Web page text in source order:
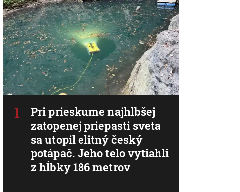
Pri prieskume najhlbšej
zatopenej priepasti sveta
sa utopil elitný český
potápač. Jeho telo vytiahli
z hĺbky 186 metrov